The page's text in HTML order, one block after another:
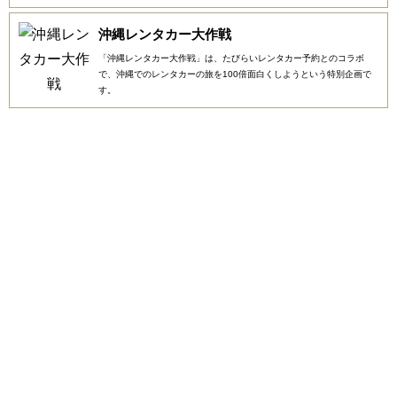
沖縄レンタカー大作戦
「沖縄レンタカー大作戦」は、たびらいレンタカー予約とのコラボ
で、沖縄でのレンタカーの旅を100倍面白くしようという特別企画で
す。